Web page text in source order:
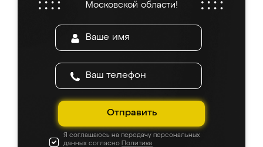
Московской области!
Отправить
Я соглашаюсь на передачу персональных
данных согласно Политике